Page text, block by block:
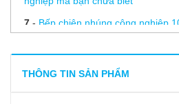
7- Bếp chiên nhúng công nghiệp
-Bếp chiên nhúng công nghiệp đôi
THÔNG TIN SẢN PHẨM